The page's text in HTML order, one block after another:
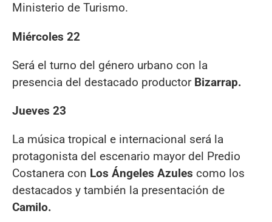
Ministerio de Turismo.
Miércoles 22
Será el turno del género urbano con la
presencia del destacado productor Bizarrap.
Jueves 23
La música tropical e internacional será la
protagonista del escenario mayor del Predio
Costanera con Los Ángeles Azules como los
destacados y también la presentación de
Camilo.